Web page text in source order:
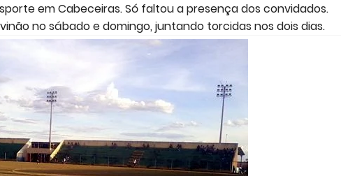
em Cabeceiras. Só faltou a presença dos convidados.
no sábado e domingo, juntando torcidas nos dois dias.